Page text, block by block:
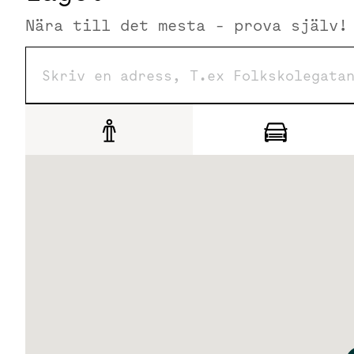
Sicklasjön, Hammarbybacken och en av Sveriges
Området fortsätter att växa och utvecklas. Under de
nya levande stadskvarter i trä med cirka 7000 nya
restauranger, butiker och uteserveringar.
Kommunikationer
Nära till det mesta - prova själv!